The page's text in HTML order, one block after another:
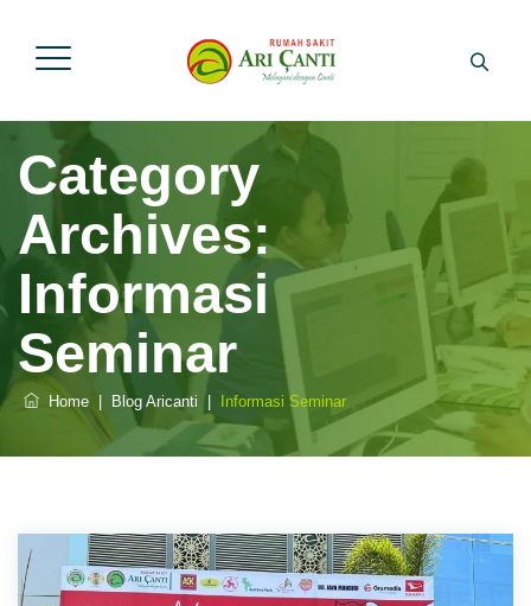
Category
Archives:
Informasi
Seminar
Home Blog Aricanti Informasi Seminar